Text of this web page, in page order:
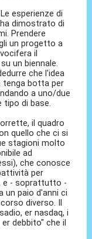
esperienze di
dimostrato di
Prendere
un progetto a
il
un biennale.
che l'idea
tenga botta per
a uno/due
tipo di base.
il quadro
quello che ci si
stagioni molto
ad
che conosce
per
e - soprattutto -
paio d'anni ci
diverso. Il
er nasdaq, i
debbito" che il